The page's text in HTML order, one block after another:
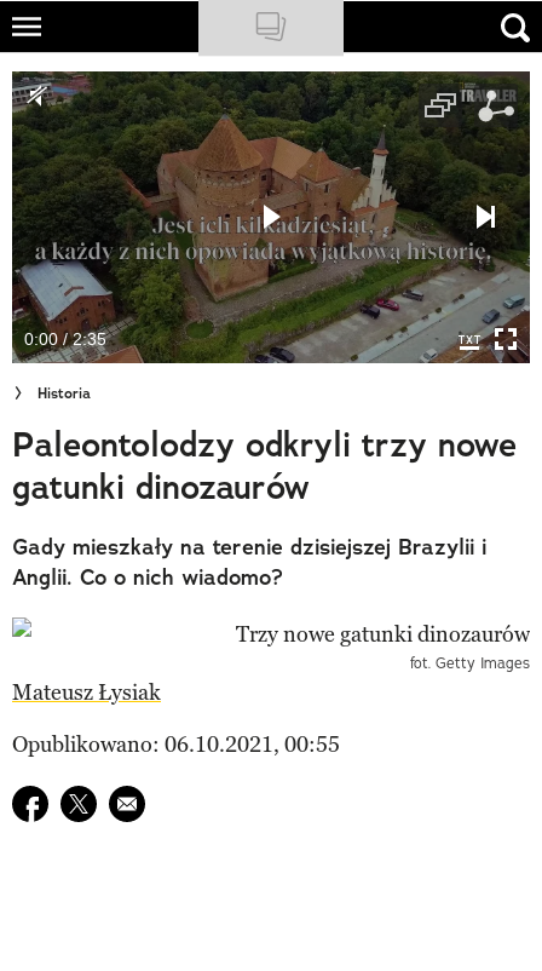
Skip
main
content
NATIONAL GEOGRAPHIC
TRAVELER
PODCASTY
Sklep
Newsletter
Cuda Polski
Wielki Konkurs Fotograficzny
Trendbook Podróżniczy
Polecane
0:00 / 2:35
Historia
Paleontolodzy odkryli trzy nowe
gatunki dinozaurów
Gady mieszkały na terenie dzisiejszej Brazylii i
Anglii. Co o nich wiadomo?
fot. Getty Images
Mateusz Łysiak
Opublikowano: 06.10.2021, 00:55
Udostępnij na facebook
Udostępnij na twitter
E-mail do przyjaciela